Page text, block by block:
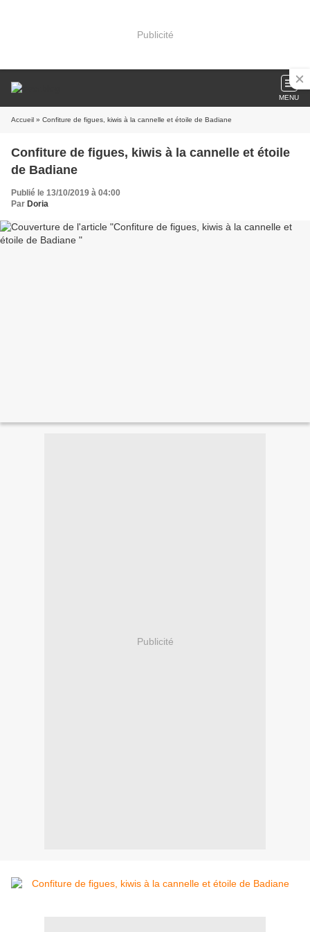
Publicité
MENU
Accueil » Confiture de figues, kiwis à la cannelle et étoile de Badiane
Confiture de figues, kiwis à la cannelle et étoile
de Badiane
Publié le 13/10/2019 à 04:00
Par Doria
Publicité